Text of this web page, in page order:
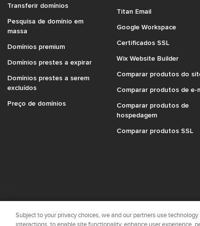
Transferir domínios
Pesquisa de domínio em
massa
Domínios premium
Domínios prestes a expirar
Domínios prestes a serem
excluídos
Preço de domínios
Titan Email
Google Workspace
Certificados SSL
Wix Website Builder
Comparar produtos do
Comparar produtos de e-
Comparar produtos de
hospedagem
Comparar produtos SSL
Subject to your privacy choices, we and our partners use